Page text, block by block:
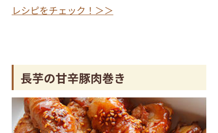
レシピをチェック！＞＞
長芋の甘辛豚肉巻き